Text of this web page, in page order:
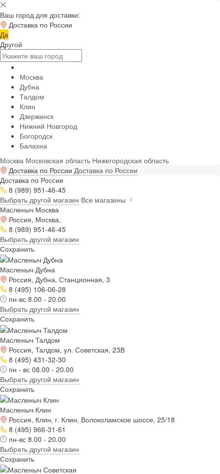
Ваш город для доставки:
Доставка по России
Да
Другой
Москва
Дубна
Талдом
Клин
Дзержинск
Нижний Новгород
Богородск
Балахна
Москва Московская область Нижегородская область
Доставка по России Доставка по России
Доставка по России
8 (989) 951-46-45
Выбрать другой магазин Все магазины
Масленыч Москва
Россия, Москва,
8 (989) 951-46-45
Выбрать другой магазин
Сохранить
Масленыч Дубна
Россия, Дубна, Станционная, 3
8 (495) 106-06-28
пн-вс 8.00 - 20.00
Выбрать другой магазин
Сохранить
Масленыч Талдом
Россия, Талдом, ул. Советская, 23В
8 (495) 431-32-30
пн - вс 08.00 - 20.00
Выбрать другой магазин
Сохранить
Масленыч Клин
Россия, Клин, г. Клин, Волоколамское шоссе, 25/18
8 (495) 966-31-61
пн-вс 8.00 - 20.00
Выбрать другой магазин
Сохранить